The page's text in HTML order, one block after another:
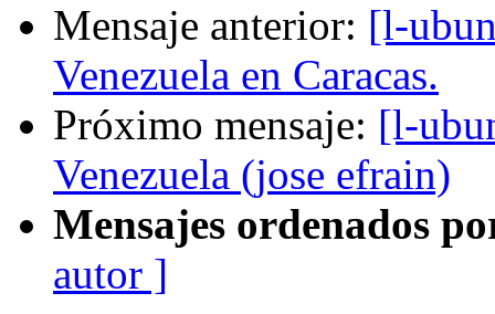
Mensaje anterior: [l-
Venezuela en Caracas.
Próximo mensaje: [l-
Venezuela (jose efrain)
Mensajes ordenados
autor ]